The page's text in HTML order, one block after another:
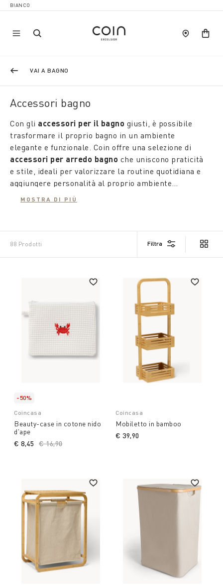
VAI A BAGNO
Accessori bagno
Con gli accessori per il bagno giusti, è possibile
trasformare il proprio bagno in un ambiente
elegante e funzionale. Coin offre una selezione di
accessori per arredo bagno che uniscono praticità
e stile, ideali per valorizzare la routine quotidiana e
aggiungere personalità al proprio ambiente
domestico.
MOSTRA DI PIÙ
88 Prodotti Filtra
-50%
Coincasa
Beauty-case in cotone nido
d'ape
Price reduced from
€ 16,90to
€ 8,45
Coincasa
Mobiletto in bamboo
€ 39,90